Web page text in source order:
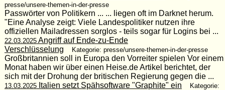
presse/unsere-themen-in-der-presse
Passwörter von Politikern ... ... liegen oft im Darknet herum.
"Eine Analyse zeigt: Viele Landespolitiker nutzen ihre
offiziellen Mailadressen sorglos - teils sogar für Logins bei ...
22.03.2025Angriff auf Ende-zu-Ende
Verschlüsselung
Kategorie: presse/unsere-themen-in-der-presse
Großbritannien soll in Europa den Vorreiter spielen Vor einem
Monat haben wir über einen Heise.de Artikel berichtet, der
sich mit der Drohung der britischen Regierung gegen die ...
13.03.2025Italien setzt Spähsoftware "Graphite" ein
Kategorie: